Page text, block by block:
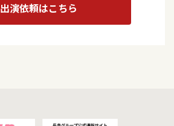
出演依頼はこちら